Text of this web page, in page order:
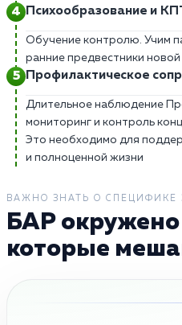
Психообразование и
Обучение контролю. Учим
ранние предвестники
Профилактическое
Длительное наблюдение
мониторинг и контроль
Это необходимо для
и полноценной жизни
ВАЖНО ЗНАТЬ О СПЕЦИФИКЕ
БАР
которые